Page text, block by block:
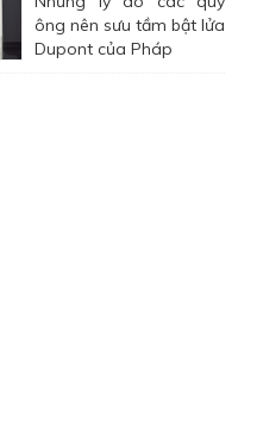
ông nên sưu tầm bật lửa
Dupont của Pháp